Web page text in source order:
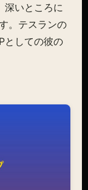
深いところに
。テスランの
としての彼の